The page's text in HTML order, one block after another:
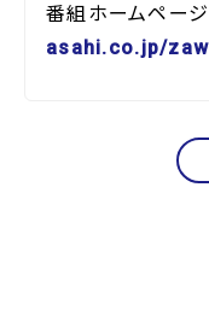
番組ホームページ
asahi.co.jp/